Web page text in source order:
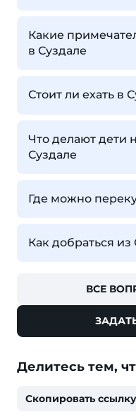
Какие
в Суздале
Стоит ли ехать в
Что делают дети
Суздале
Где можно
Как добраться
ВСЕ
Делитесь тем,
Скопировать ссылку